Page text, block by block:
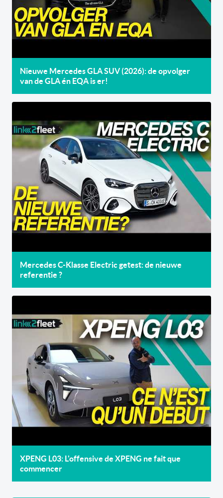
Nieuwe Mercedes GLA SUV (2026): de opvolger
van de GLA én EQA is er!
Mercedes C-Klasse Electric getest: de nieuwe
referentie ?
XPENG L03: L'offensive de XPENG ne fait que
commencer